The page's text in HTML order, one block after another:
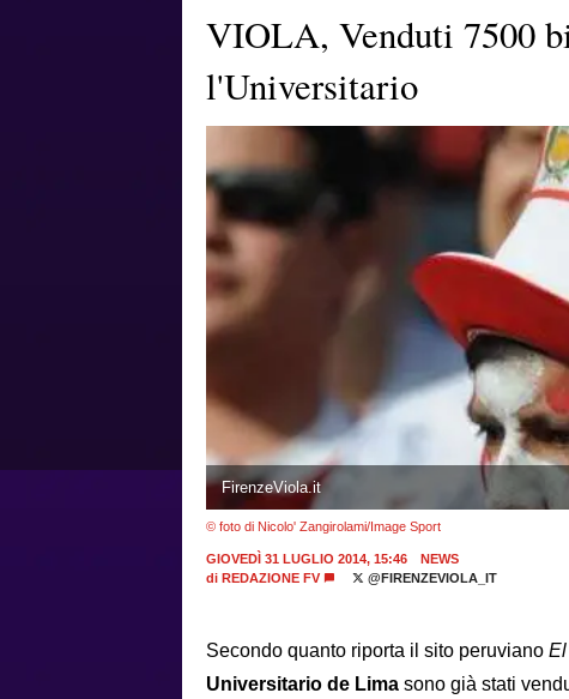
VIOLA, Venduti 7500
l'Universitario
FirenzeViola.it
© foto di Nicolo' Zangirolami/Image Sport
GIOVEDÌ 31 LUGLIO 2014, 15:46
NEWS
di REDAZIONE FV @FIRENZEVIOLA_IT
Secondo quanto riporta il sito peruviano
Universitario de Lima sono già stati